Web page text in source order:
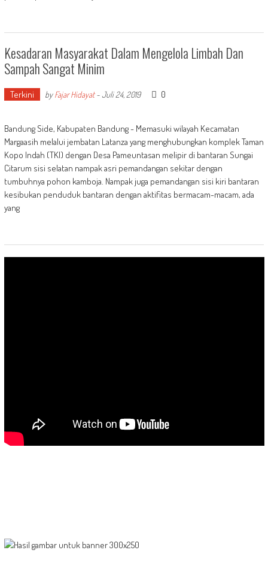
Kesadaran Masyarakat Dalam Mengelola Limbah Dan
Sampah Sangat Minim
Terkini byFajar Hidayat-Juli 24, 2019 0
Bandung Side, Kabupaten Bandung - Memasuki wilayah Kecamatan
Margaasih melalui jembatan Latanza yang menghubungkan komplek Taman
Kopo Indah (TKI) dengan Desa Pameuntasan melipir di bantaran Sungai
Citarum sisi selatan nampak asri pemandangan sekitar dengan
tumbuhnya pohon kamboja. Nampak juga pemandangan sisi kiri bantaran
kesibukan penduduk bantaran dengan aktifitas bermacam-macam, ada
yang